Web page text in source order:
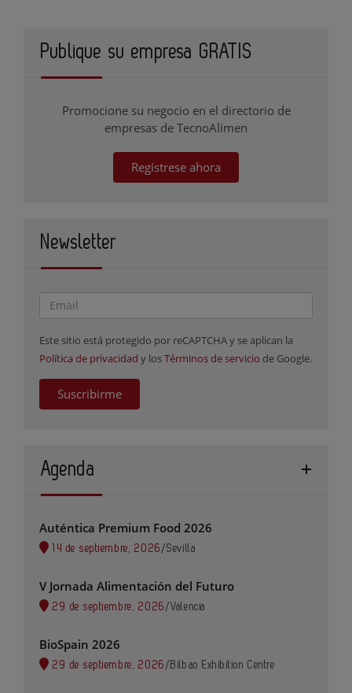
Publique su empresa GRATIS
Promocione su negocio en el directorio de
empresas de TecnoAlimen
Regístrese ahora
Newsletter
Este sitio está protegido por reCAPTCHA y se aplican la
Política de privacidad y losTérminos de servicio de Google.
Suscribirme
Agenda
Auténtica Premium Food 2026
14 de septiembre, 2026 /Sevilla
V Jornada Alimentación del Futuro
29 de septiembre, 2026 /Valencia
BioSpain 2026
29 de septiembre, 2026 / Bilbao Exhibition Centre